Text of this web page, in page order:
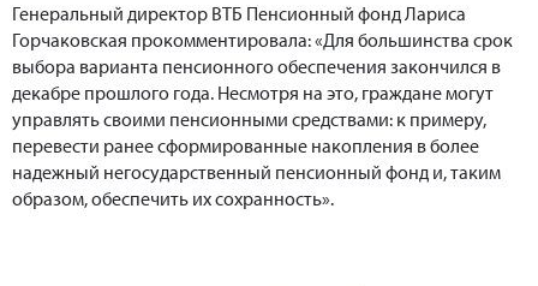
Генеральный директор ВТБ Пенсионный фонд Лариса
Горчаковская прокомментировала: «Для большинства срок
выбора варианта пенсионного обеспечения закончился в
декабре прошлого года. Несмотря на это, граждане могут
управлять своими пенсионными средствами: к примеру,
перевести ранее сформированные накопления в более
надежный негосударственный пенсионный фонд и, таким
образом, обеспечить их сохранность».